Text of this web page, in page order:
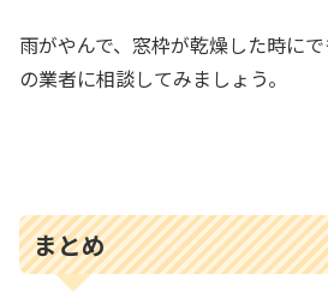
雨がやんで、窓枠が乾燥した時に
の業者に相談してみましょう。
まとめ